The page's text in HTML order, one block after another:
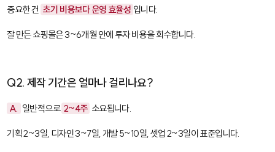
중요한 건 초기 비용보다 운영 효율성 입니다.
잘 만든 쇼핑몰은 3~6개월 안에 투자 비용을 회수합니다.
Q2. 제작 기간은 얼마나 걸리나요?
A. 일반적으로 2~4주 소요됩니다.
기획 2~3일, 디자인 3~7일, 개발 5~10일, 셋업 2~3일이 표준입니다.